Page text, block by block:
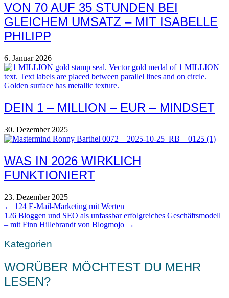
VON 70 AUF 35 STUNDEN BEI
GLEICHEM UMSATZ – MIT ISABELLE
PHILIPP
6. Januar 2026
DEIN 1 – MILLION – EUR – MINDSET
30. Dezember 2025
WAS IN 2026 WIRKLICH
FUNKTIONIERT
23. Dezember 2025
POSTS
NAVIGATION
← 124 E-Mail-Marketing mit Werten
126 Bloggen und SEO als unfassbar erfolgreiches Geschäftsmodell
– mit Finn Hillebrandt von Blogmojo →
Kategorien
WORÜBER MÖCHTEST DU MEHR
LESEN?